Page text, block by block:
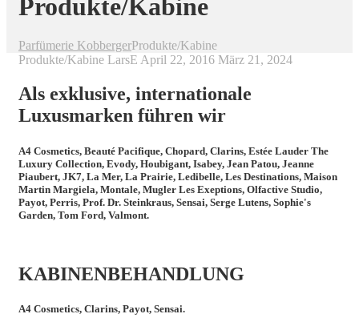
Produkte/Kabine
Parfümerie KobbergerProdukte/Kabine
Produkte/Kabine LarsE April 22, 2016 März 21, 2024
Als exklusive, internationale
Luxusmarken führen wir
A4 Cosmetics, Beauté Pacifique, Chopard, Clarins, Estée Lauder The
Luxury Collection, Evody, Houbigant, Isabey, Jean Patou, Jeanne
Piaubert, JK7, La Mer, La Prairie, Ledibelle, Les Destinations, Maison
Martin Margiela, Montale, Mugler Les Exeptions, Olfactive Studio,
Payot, Perris, Prof. Dr. Steinkraus, Sensai, Serge Lutens, Sophie's
Garden, Tom Ford, Valmont.
KABINENBEHANDLUNG
A4 Cosmetics, Clarins, Payot, Sensai.